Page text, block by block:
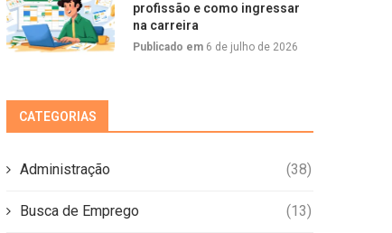
profissão e como ingressar
na carreira
Publicado em 6 de julho de 2026
CATEGORIAS
Administração (38)
Busca de Emprego (13)